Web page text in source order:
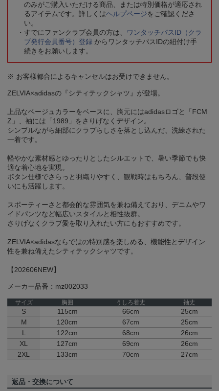
のみがご購入いただける商品、または特別価格が適応され
るアイテムです。詳しくはヘルプページをご確認くださ
い。
すでにファンクラブ会員の方は、
ワンタッチパスID（クラ
ブ発行会員番号）登録 からワンタッチパスIDの紐付け手
続きをお願いします。
※ お客様都合によるキャンセルはお受けできません。
ZELVIA×adidasの『シティテックシャツ』が登場。
上品なベージュカラーをベースに、胸元にはadidasロゴと「FCM
Z」、袖には「1989」をさりげなくデザイン。
シンプルながら細部にクラブらしさを落とし込んだ、洗練された
一着です。
軽やかな素材感とゆったりとしたシルエットで、暑い季節でも快
適な着心地を実現。
ボタン仕様でさらっと羽織りやすく、観戦時はもちろん、普段使
いにも活躍します。
スポーティーさと都会的な雰囲気を兼ね備えており、デニムやワ
イドパンツなど幅広いスタイルと相性抜群。
さりげなくクラブ愛を取り入れたい方にもおすすめです。
ZELVIA×adidasならではの特別感を楽しめる、機能性とデザイン
性を兼ね備えたシティテックシャツです。
【202606NEW】
メーカー品番：mz002033
サイズ 胸囲 うしろ着丈 袖丈
S 115cm 66cm
25cm
M
120cm 67cm
25cm
L
122cm 68cm
26cm
XL
127cm 69cm
26cm
2XL
133cm 70cm 27cm
返品・交換について